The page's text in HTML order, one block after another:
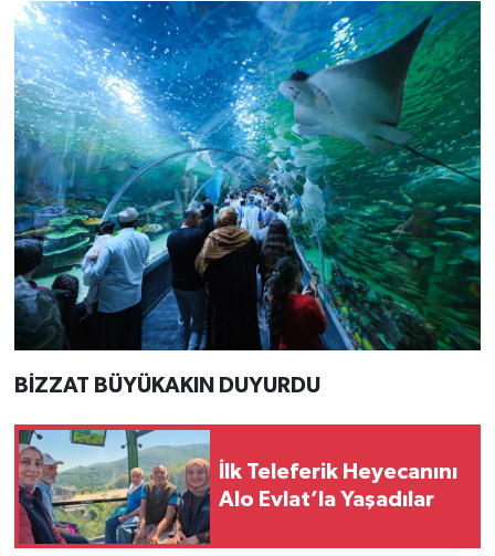
BİZZAT BÜYÜKAKIN DUYURDU
İlk Teleferik Heyecanını
Alo Evlat’la Yaşadılar